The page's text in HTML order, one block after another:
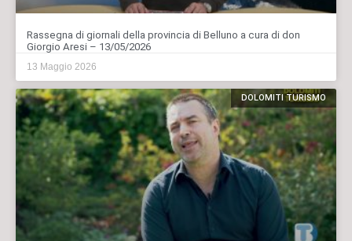
Rassegna di giornali della provincia di Belluno a cura di don
Giorgio Aresi – 13/05/2026
13 Maggio 2026
DOLOMITI TURISMO